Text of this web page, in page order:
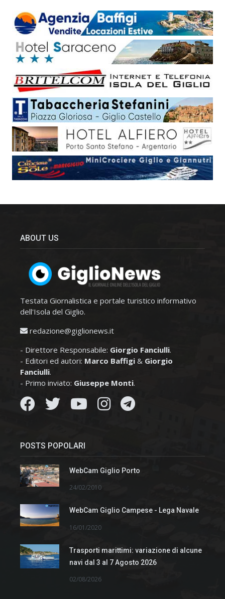
ABOUT US
Testata Giornalistica e portale turistico informativo
dell'Isola del Giglio.
redazione@giglionews.it
- Direttore Responsabile: Giorgio Fanciulli.
- Editori ed autori: Marco Baffigi & Giorgio
Fanciulli.
- Primo inviato: Giuseppe Monti.
POSTS POPOLARI
WebCam Giglio Porto
24/02/2010
WebCam Giglio Campese - Lega Navale
16/01/2020
Trasporti marittimi: variazione di alcune
navi dal 3 al 7 Agosto 2026
02/08/2026